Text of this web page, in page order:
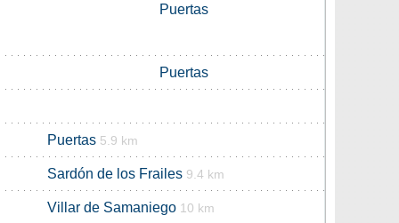
Puertas
Puertas
Puertas 5.9 km
Sardón de los Frailes 9.4 km
Villar de Samaniego 10 km